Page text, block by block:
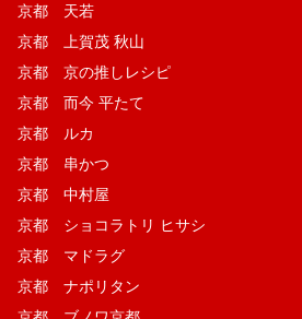
京都 天若
京都 上賀茂 秋山
京都 京の推しレシピ
京都 而今 平たて
京都 ルカ
京都 串かつ
京都 中村屋
京都 ショコラトリ ヒサシ
京都 マドラグ
京都 ナポリタン